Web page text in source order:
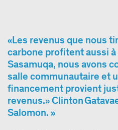
Les revenus que nous
carbone profitent aussi
Sasamuqa, nous avons
salle communautaire et
financement provient
revenus.» Clinton
Salomon.